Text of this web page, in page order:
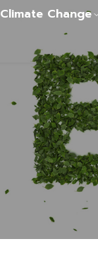
Climate Change